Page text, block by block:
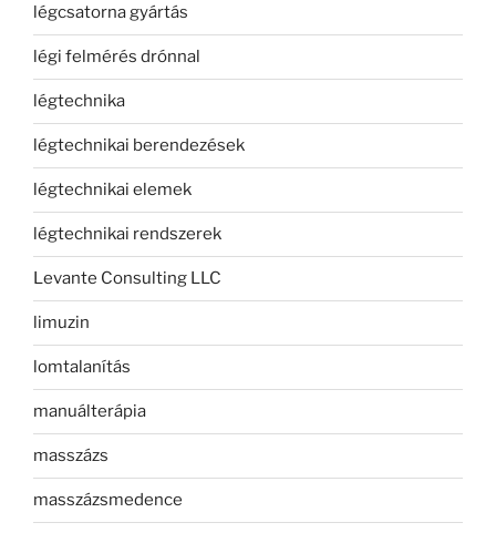
légcsatorna gyártás
légi felmérés drónnal
légtechnika
légtechnikai berendezések
légtechnikai elemek
légtechnikai rendszerek
Levante Consulting LLC
limuzin
lomtalanítás
manuálterápia
masszázs
masszázsmedence